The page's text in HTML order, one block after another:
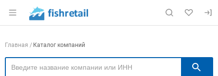
Раздел навигации по сайту fishretail.ru
Навигация по компаниям
Главная Каталог компаний